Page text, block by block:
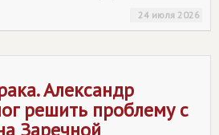
24 июля 2026
Александр
решить проблему с
Заречной